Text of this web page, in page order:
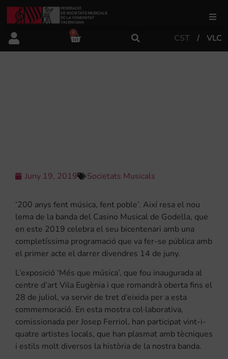
FSMCV
Actualitat
Tenda
0
CST VLC
Juny 19, 2019 Societats Musicals
‘200 anys fent música, fent poble’. Així resa el nou
lema de la banda del Casino Musical de Godella, que
en este 2019 celebra el seu bicentenari amb una
completíssima programació que va fer-se pública amb
el primer acte el darrer divendres 14 de juny.
L’exposició ‘Més que música’, que fou inaugurada al
centre d’art Vila Eugènia i que romandrà oberta fins el
28 de juliol, va servir de tret d’eixida per a esta
commemoració. En esta mostra col·laborativa,
comissionada per Josep Ferriol, han participat vint-i-
quatre artistes locals, que han plasmat amb tècniques
i estils molt diversos la història de la nostra banda.